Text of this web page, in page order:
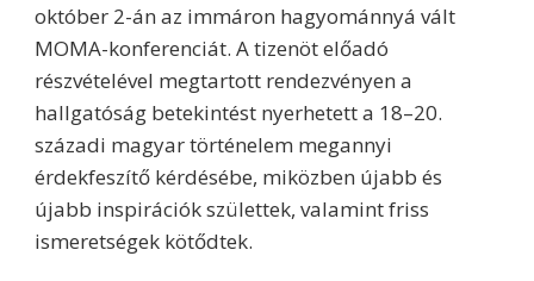
október 2-án az immáron hagyománnyá vált
MOMA-konferenciát. A tizenöt előadó
részvételével megtartott rendezvényen a
hallgatóság betekintést nyerhetett a 18–20.
századi magyar történelem megannyi
érdekfeszítő kérdésébe, miközben újabb és
újabb inspirációk születtek, valamint friss
ismeretségek kötődtek.